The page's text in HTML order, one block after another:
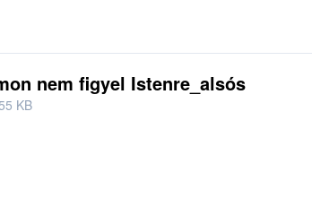
nem figyel Istenre_alsós
KB
–